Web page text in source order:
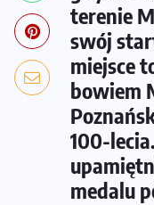
terenie
swój
miejsce
bowiem
100-
medalu